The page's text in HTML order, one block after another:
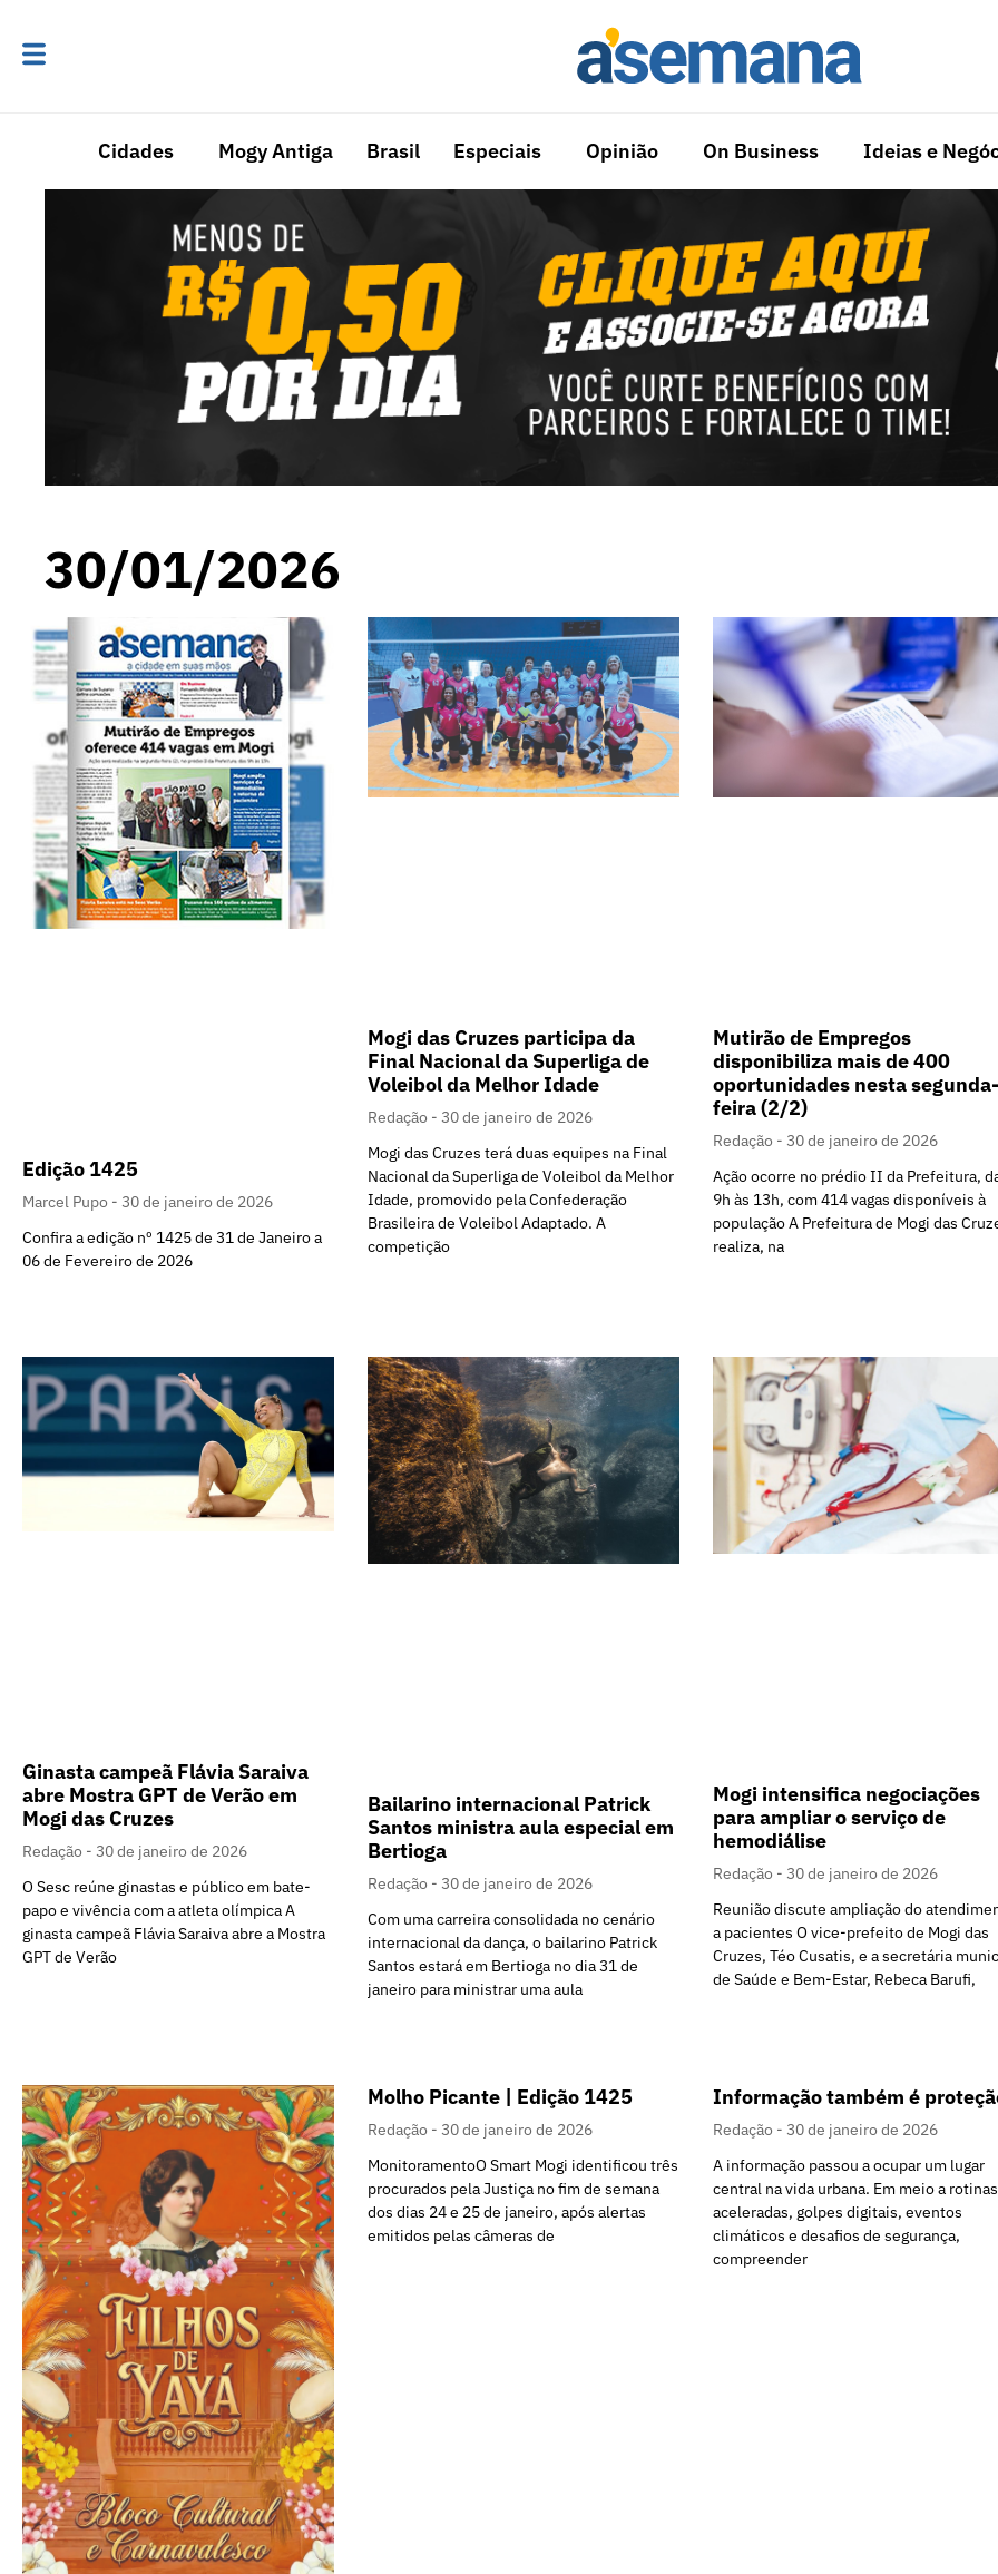
Cidades Mogy Antiga Brasil Especiais Opinião On Business Ideias e
30/01/2026
Edição 1425
Marcel Pupo
30 de janeiro de 2026
Confira a edição nº 1425 de 31 de Janeiro a
06 de Fevereiro de 2026
Mogi das Cruzes participa da
Final Nacional da Superliga de
Voleibol da Melhor Idade
Redação
30 de janeiro de 2026
Mogi das Cruzes terá duas equipes na Final
Nacional da Superliga de Voleibol da Melhor
Idade, promovido pela Confederação
Brasileira de Voleibol Adaptado. A
competição
Mutirão de Empregos
disponibiliza mais de 400
oportunidades nesta segunda-
feira (2/2)
Redação
30 de janeiro de 2026
Ação ocorre no prédio II da Prefeitura,
9h às 13h, com 414 vagas disponíveis à
população A Prefeitura de Mogi das
realiza, na
Ginasta campeã Flávia Saraiva
abre Mostra GPT de Verão em
Mogi das Cruzes
Redação
30 de janeiro de 2026
O Sesc reúne ginastas e público em bate-
papo e vivência com a atleta olímpica A
ginasta campeã Flávia Saraiva abre a Mostra
GPT de Verão
Bailarino internacional Patrick
Santos ministra aula especial em
Bertioga
Redação
30 de janeiro de 2026
Com uma carreira consolidada no cenário
internacional da dança, o bailarino Patrick
Santos estará em Bertioga no dia 31 de
janeiro para ministrar uma aula
Mogi intensifica negociações
para ampliar o serviço de
hemodiálise
Redação
30 de janeiro de 2026
Reunião discute ampliação do
a pacientes O vice-prefeito de Mogi das
Cruzes, Téo Cusatis, e a secretária
de Saúde e Bem-Estar, Rebeca Barufi,
Molho Picante | Edição 1425
Redação
30 de janeiro de 2026
MonitoramentoO Smart Mogi identificou três
procurados pela Justiça no fim de semana
dos dias 24 e 25 de janeiro, após alertas
emitidos pelas câmeras de
Informação também é
Redação
30 de janeiro de 2026
A informação passou a ocupar um lugar
central na vida urbana. Em meio a rotinas
aceleradas, golpes digitais, eventos
climáticos e desafios de segurança,
compreender